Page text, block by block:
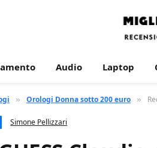
Audio Laptop
» Orologi Donna sotto 200 euro »
Simone Pellizzari